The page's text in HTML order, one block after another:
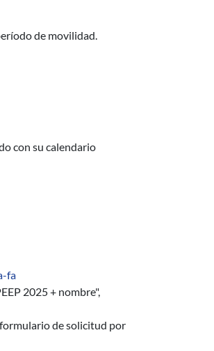
de movilidad.
con su calendario
fa
2025 + nombre",
de solicitud por